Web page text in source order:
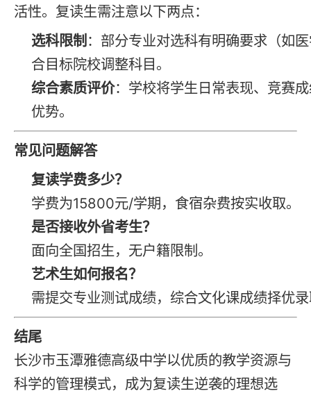
活性。复读生需注意以下两点：
选科限制 ：部分专业对选科有明确要求（如
合目标院校调整科目。
综合素质评价：学校将学生日常表现、竞赛
优势。
常见问题解答
复读学费多少？
学费为15800元/学期，食宿杂费按实收取。
是否接收外省考生？
面向全国招生，无户籍限制。
艺术生如何报名？
需提交专业测试成绩，综合文化课成绩择优
结尾
长沙市玉潭雅德高级中学以优质的教学资源与
科学的管理模式，成为复读生逆袭的理想选